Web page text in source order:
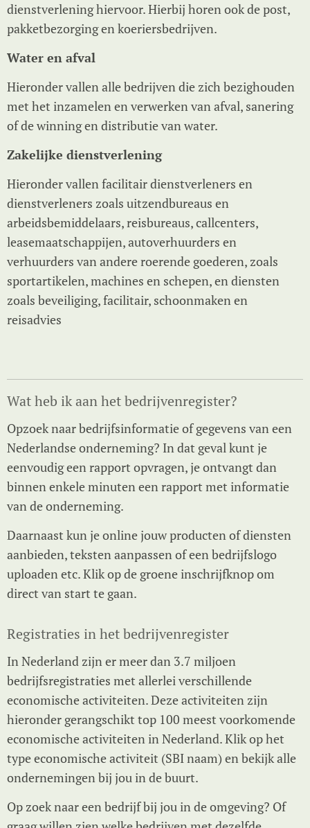
dienstverlening hiervoor. Hierbij horen ook de post,
pakketbezorging en koeriersbedrijven.
Water en afval
Hieronder vallen alle bedrijven die zich bezighouden
met het inzamelen en verwerken van afval, sanering
of de winning en distributie van water.
Zakelijke dienstverlening
Hieronder vallen facilitair dienstverleners en
dienstverleners zoals uitzendbureaus en
arbeidsbemiddelaars, reisbureaus, callcenters,
leasemaatschappijen, autoverhuurders en
verhuurders van andere roerende goederen, zoals
sportartikelen, machines en schepen, en diensten
zoals beveiliging, facilitair, schoonmaken en
reisadvies
Wat heb ik aan het bedrijvenregister?
Opzoek naar bedrijfsinformatie of gegevens van een
Nederlandse onderneming? In dat geval kunt je
eenvoudig een rapport opvragen, je ontvangt dan
binnen enkele minuten een rapport met informatie
van de onderneming.
Daarnaast kun je online jouw producten of diensten
aanbieden, teksten aanpassen of een bedrijfslogo
uploaden etc. Klik op de groene inschrijfknop om
direct van start te gaan.
Registraties in het bedrijvenregister
In Nederland zijn er meer dan 3.7 miljoen
bedrijfsregistraties met allerlei verschillende
economische activiteiten. Deze activiteiten zijn
hieronder gerangschikt top 100 meest voorkomende
economische activiteiten in Nederland. Klik op het
type economische activiteit (SBI naam) en bekijk alle
ondernemingen bij jou in de buurt.
Op zoek naar een bedrijf bij jou in de omgeving? Of